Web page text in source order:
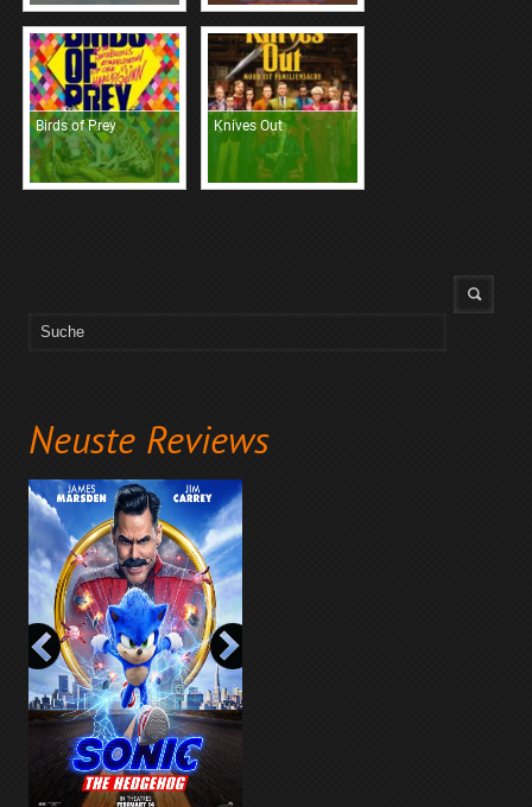
Neuste Reviews
Birds of Prey Knives Out